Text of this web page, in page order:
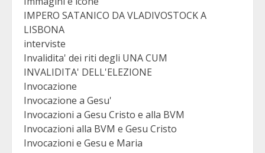
IMPERO SATANICO DA VLADIVOSTOCK A
LISBONA
interviste
Invalidita' dei riti degli UNA CUM
INVALIDITA' DELL'ELEZIONE
Invocazione
Invocazione a Gesu'
Invocazioni a Gesu Cristo e alla BVM
Invocazioni alla BVM e Gesu Cristo
Invocazioni e Gesu e Maria